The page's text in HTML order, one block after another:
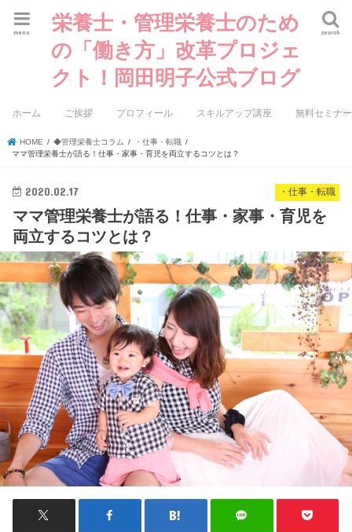
栄養士・管理栄養士のため
の「働き方」改革プロジェ
クト！岡田明子公式ブログ
search
menu
ホーム ご挨拶 プロフィール スキルアップ講座 無料セミナー
HOME ◆管理栄養士コラム
・仕事・転職
ママ管理栄養士が語る！仕事・家事・育児を両立するコツとは？
・仕事・転職
2020.02.17
ママ管理栄養士が語る！仕事・家事・育児を
両立するコツとは？